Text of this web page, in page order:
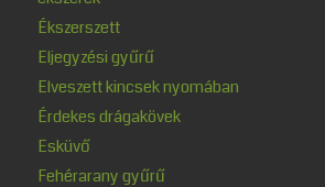
Ékszerszett
Eljegyzési gyűrű
Elveszett kincsek nyomában
Érdekes drágakövek
Esküvő
Fehérarany gyűrű